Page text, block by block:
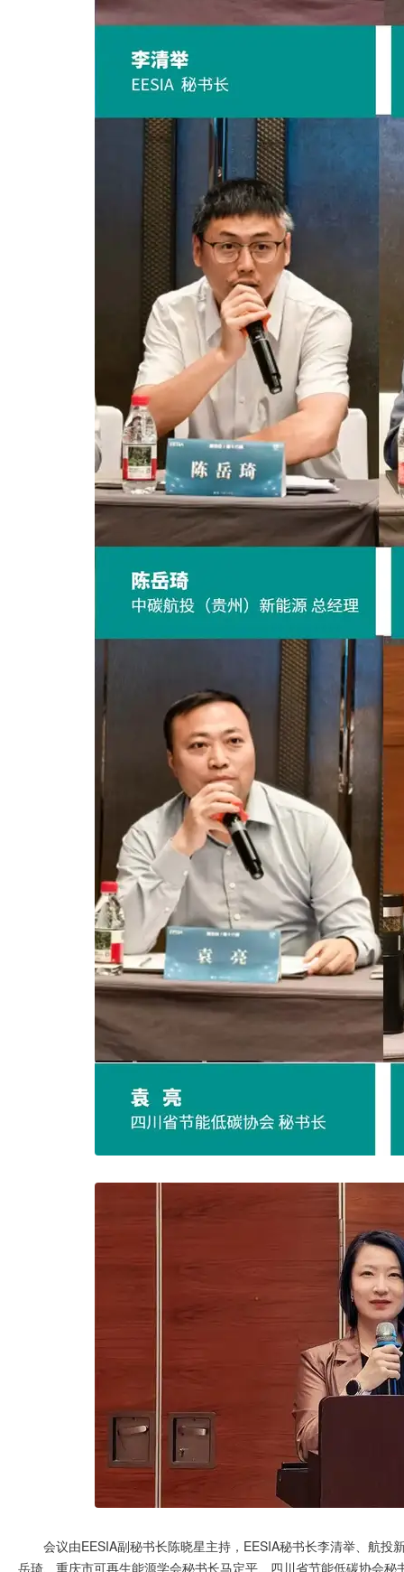
会议由EESIA副秘书长陈晓星主持，EESIA秘书长李清举、航
岳琦、重庆市可再生能源学会秘书长马定平、四川省节能低碳协会